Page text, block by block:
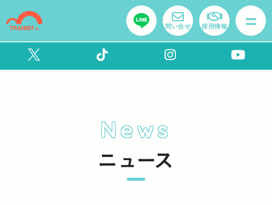
問い合せ 採用情報
News
ニュース